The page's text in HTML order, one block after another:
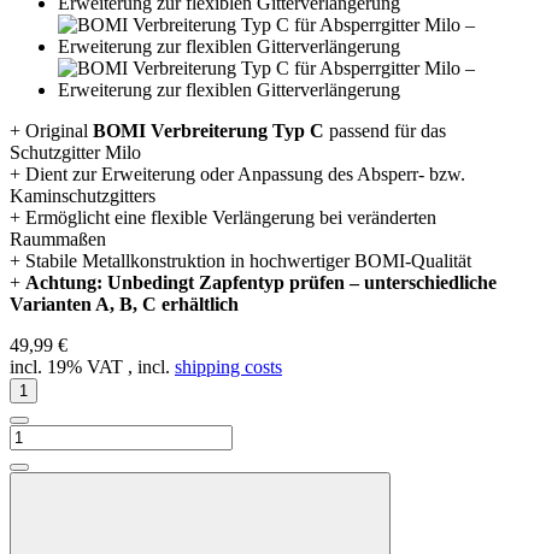
+ Original BOMI Verbreiterung Typ C passend für das
Schutzgitter Milo
+ Dient zur Erweiterung oder Anpassung des Absperr- bzw.
Kaminschutzgitters
+ Ermöglicht eine flexible Verlängerung bei veränderten
Raummaßen
+ Stabile Metallkonstruktion in hochwertiger BOMI-Qualität
+ Achtung: Unbedingt Zapfentyp prüfen – unterschiedliche
Varianten A, B, C erhältlich
49,99 €
incl. 19% VAT , incl. shipping costs